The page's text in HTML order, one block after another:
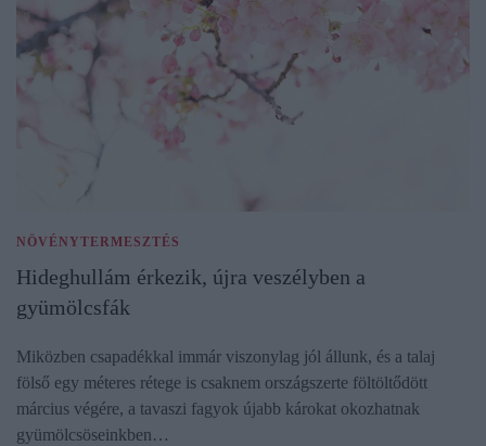
NÖVÉNYTERMESZTÉS
Hideghullám érkezik, újra veszélyben a
gyümölcsfák
Miközben csapadékkal immár viszonylag jól állunk, és a talaj
fölső egy méteres rétege is csaknem országszerte föltöltődött
március végére, a tavaszi fagyok újabb károkat okozhatnak
gyümölcsöseinkben…